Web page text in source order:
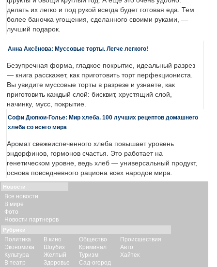
делать их легко и под рукой всегда будет готовая еда. Тем
более баночка угощения, сделанного своими руками, —
лучший подарок.
Анна Аксёнова: Муссовые торты. Легче легкого!
Безупречная форма, гладкое покрытие, идеальный разрез
— книга расскажет, как приготовить торт перфекциониста.
Вы увидите муссовые торты в разрезе и узнаете, как
приготовить каждый слой: бисквит, хрустящий слой,
начинку, мусс, покрытие.
Софи Дюпюи-Голье: Мир хлеба. 100 лучших рецептов домашнего
хлеба со всего мира
Аромат свежеиспеченного хлеба повышает уровень
эндорфинов, гормонов счастья. Это работает на
генетическом уровне, ведь хлеб — универсальный продукт,
основа повседневного рациона всех народов мира.
Новости
Все новости
В мире
Фото
Новости партнеров
Рубрики
Политика
Экономика
Культура
В театр
В кино
Шоубиз
Желтый
Здоровье
Общество
Криминал
Туризм
Сад-огород
Происшествия
Авто
Хайтек